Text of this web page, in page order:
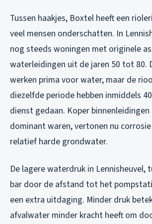
Tussen haakjes, Boxtel heeft een
veel mensen onderschatten. In
nog steeds woningen met originele
waterleidingen uit de jaren 50 tot 80.
werken prima voor water, maar de
diezelfde periode hebben inmiddels
dienst gedaan. Koper
dominant waren, vertonen nu
relatief harde grondwater.
De lagere waterdruk in Lennisheuvel,
bar door de afstand tot het
een extra uitdaging. Minder druk
afvalwater minder kracht heeft om